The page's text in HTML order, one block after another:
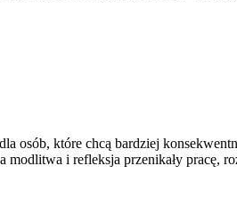
osób, które chcą bardziej
modlitwa i refleksja przenikały pracę,